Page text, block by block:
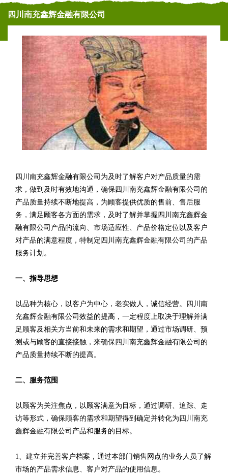
四川南充鑫辉金融有限公司
四川南充鑫辉金融有限公司为及时了解客户对产品质量的需
求，做到及时有效地沟通，确保四川南充鑫辉金融有限公司的
产品质量持续不断地提高，为顾客提供优质的售前、售后服
务，满足顾客各方面的需求，及时了解并掌握四川南充鑫辉金
融有限公司产品的流向、市场适应性、产品价格定位以及客户
对产品的满意程度，特制定四川南充鑫辉金融有限公司的产品
服务计划。
一、指导思想
以品种为核心，以客户为中心，老实做人，诚信经营。四川南
充鑫辉金融有限公司效益的提高，一定程度上取决于理解并满
足顾客及相关方当前和未来的需求和期望，通过市场调研、预
测或与顾客的直接接触，来确保四川南充鑫辉金融有限公司的
产品质量持续不断的提高。
二、服务范围
以顾客为关注焦点，以顾客满意为目标，通过调研、追踪、走
访等形式，确保顾客的需求和期望得到确定并转化为四川南充
鑫辉金融有限公司产品和服务的目标。
1、建立并完善客户档案，通过本部门销售网点的业务人员了解
市场的产品需求信息、客户对产品的使用信息。